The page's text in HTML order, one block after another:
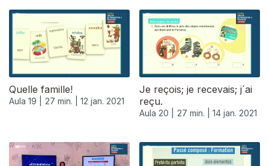
Quelle famille!
Aula 19 | 27 min. | 12 jan. 2021
Je reçois; je recevais; j´ai
reçu.
Aula 20 | 27 min. | 14 jan. 2021